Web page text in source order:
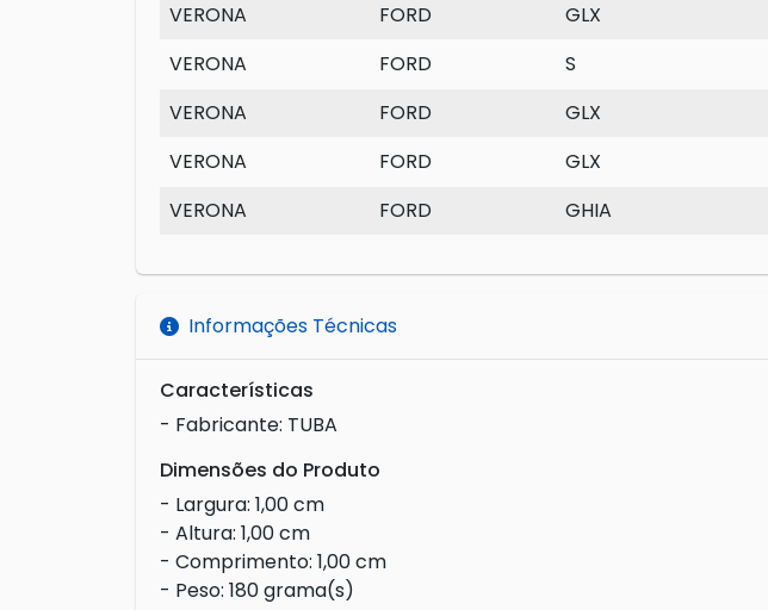
VERONA
FORD GLX
VERONA
FORD S
VERONA
FORD GLX
VERONA
FORD GLX
VERONA
FORD GHIA
Informações Técnicas
Características
- Fabricante: TUBA
Dimensões do Produto
- Largura: 1,00 cm
- Altura: 1,00 cm
- Comprimento: 1,00 cm
- Peso: 180 grama(s)